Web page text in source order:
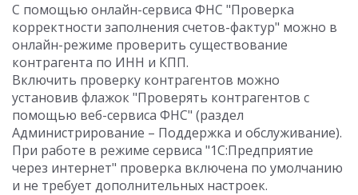
С помощью онлайн-сервиса ФНС "Проверка
корректности заполнения счетов-фактур" можно в
онлайн-режиме проверить существование
контрагента по ИНН и КПП.
Включить проверку контрагентов можно
установив флажок "Проверять контрагентов с
помощью веб-сервиса ФНС" (раздел
Администрирование – Поддержка и обслуживание).
При работе в режиме сервиса "1С:Предприятие
через интернет" проверка включена по умолчанию
и не требует дополнительных настроек.